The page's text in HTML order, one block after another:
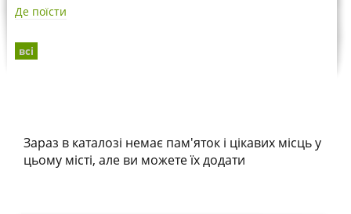
Де поїсти
всі
Зараз в каталозі немає пам'яток і цікавих місць у
цьому місті, але ви можете їх додати